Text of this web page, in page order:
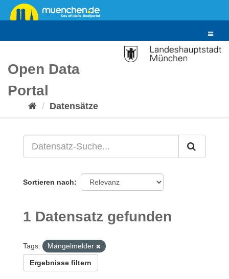
Überspringen
zum
Toggle
Open Data
Portal
Datensätze
Sortieren nach
1 Datensatz gefunden
Tags: Mängelmelder
Ergebnisse filtern